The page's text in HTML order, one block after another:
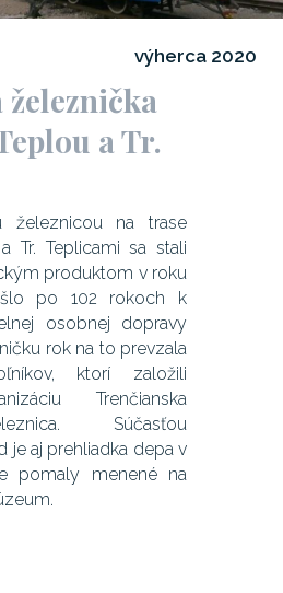
a Tr.
železnicou na trase
Tr. Teplicami sa stali
produktom v roku
po 102 rokoch k
osobnej dopravy
rok na to prevzala
ktorí založili
Trenčianska
Súčasťou
je aj prehliadka depa v
pomaly menené na
výherca 2020